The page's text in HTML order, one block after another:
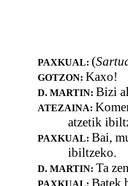
PAXKUAL: (
GOTZON: Kaxo!
D. MARTIN: Bizi
ATEZAINA:
atzetik
PAXKUAL: Bai,
ibiltzeko.
D. MARTIN: Ta
Batek